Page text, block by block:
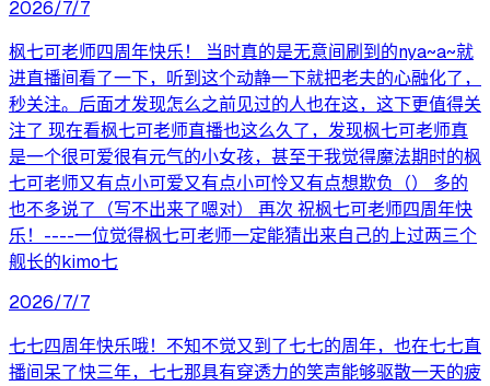
2026/7/7
枫七可老师四周年快乐！ 当时真的是无意间刷到的nya~a~就
进直播间看了一下，听到这个动静一下就把老夫的心融化了，
秒关注。后面才发现怎么之前见过的人也在这，这下更值得关
注了 现在看枫七可老师直播也这么久了，发现枫七可老师真
是一个很可爱很有元气的小女孩，甚至于我觉得魔法期时的枫
七可老师又有点小可爱又有点小可怜又有点想欺负（） 多的
也不多说了（写不出来了嗯对） 再次 祝枫七可老师四周年快
乐！----一位觉得枫七可老师一定能猜出来自己的上过两三个
舰长的kimo七
2026/7/7
七七四周年快乐哦！不知不觉又到了七七的周年，也在七七直
播间呆了快三年，七七那具有穿透力的笑声能够驱散一天的疲